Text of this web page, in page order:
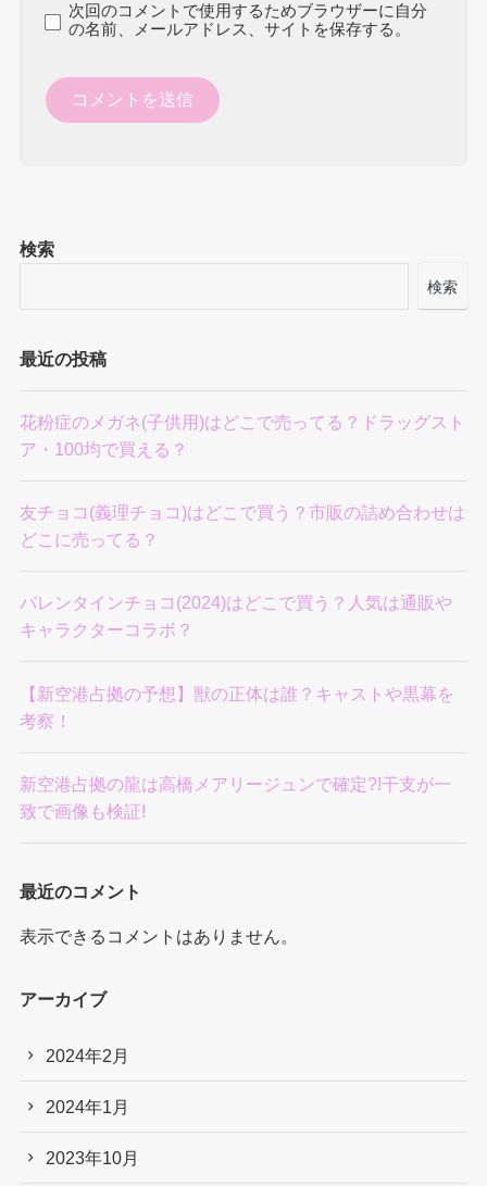
次回のコメントで使用するためブラウザーに自分
の名前、メールアドレス、サイトを保存する。
検索
検索
最近の投稿
花粉症のメガネ(子供用)はどこで売ってる？ドラッグスト
ア・100均で買える？
友チョコ(義理チョコ)はどこで買う？市販の詰め合わせは
どこに売ってる？
バレンタインチョコ(2024)はどこで買う？人気は通販や
キャラクターコラボ？
【新空港占拠の予想】獣の正体は誰？キャストや黒幕を
考察！
新空港占拠の龍は高橋メアリージュンで確定?!干支が一
致で画像も検証!
最近のコメント
表示できるコメントはありません。
アーカイブ
2024年2月
2024年1月
2023年10月